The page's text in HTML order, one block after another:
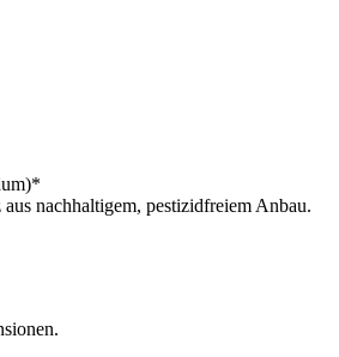
nachhaltigem, pestizidfreiem Anbau.